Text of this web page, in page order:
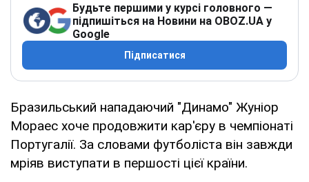
Будьте першими у курсі головного —
підпишіться на Новини на OBOZ.UA у
Google
Підписатися
Бразильський нападаючий "Динамо" Жуніор
Мораес хоче продовжити кар'єру в чемпіонаті
Португалії. За словами футболіста він завжди
мріяв виступати в першості цієї країни.